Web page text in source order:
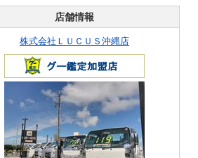
店舗情報
株式会社ＬＵＣＵＳ沖縄店